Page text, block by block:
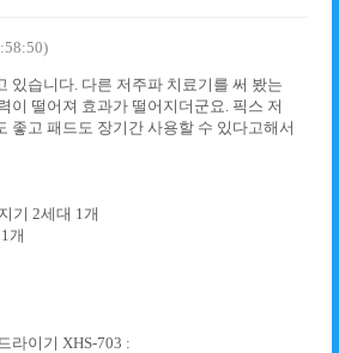
있습니다. 다른 저주파 치료기를 써 봤는
이 떨어져 효과가 떨어지더군요. 픽스 저
좋고 패드도 장기간 사용할 수 있다고해서
기 2세대 1개
개
라이기 XHS-703 :